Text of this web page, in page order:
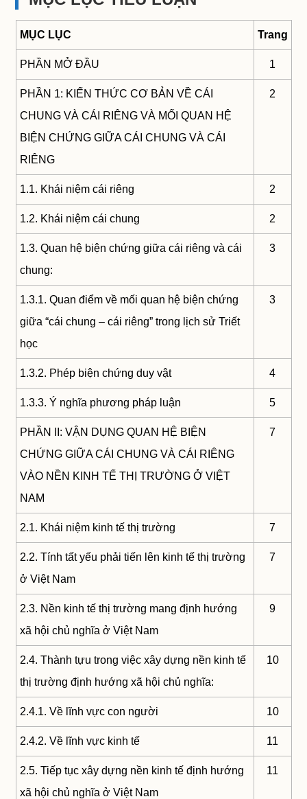
MỤC LỤC Trang
PHẦN MỞ ĐẦU 1
PHẦN 1: KIẾN THỨC CƠ BẢN VỀ CÁI
CHUNG VÀ CÁI RIÊNG VÀ MỐI QUAN HỆ
BIỆN CHỨNG GIỮA CÁI CHUNG VÀ CÁI
RIÊNG
2
1.1. Khái niệm cái riêng 2
1.2. Khái niệm cái chung 2
1.3. Quan hệ biện chứng giữa cái riêng và cái
chung:
3
1.3.1. Quan điểm về mối quan hệ biện chứng
giữa “cái chung – cái riêng” trong lịch sử Triết
học
3
1.3.2. Phép biện chứng duy vật 4
1.3.3. Ý nghĩa phương pháp luận 5
PHẦN II: VẬN DỤNG QUAN HỆ BIỆN
CHỨNG GIỮA CÁI CHUNG VÀ CÁI RIÊNG
VÀO NỀN KINH TẾ THỊ TRƯỜNG Ở VIỆT
NAM
7
2.1. Khái niệm kinh tế thị trường 7
2.2. Tính tất yếu phải tiến lên kinh tế thị trường
ở Việt Nam
7
2.3. Nền kinh tế thị trường mang định hướng
xã hội chủ nghĩa ở Việt Nam
9
2.4. Thành tựu trong việc xây dựng nền kinh tế
thị trường định hướng xã hội chủ nghĩa:
10
2.4.1. Về lĩnh vực con người 10
2.4.2. Về lĩnh vực kinh tế 11
2.5. Tiếp tục xây dựng nền kinh tế định hướng
xã hội chủ nghĩa ở Việt Nam
11